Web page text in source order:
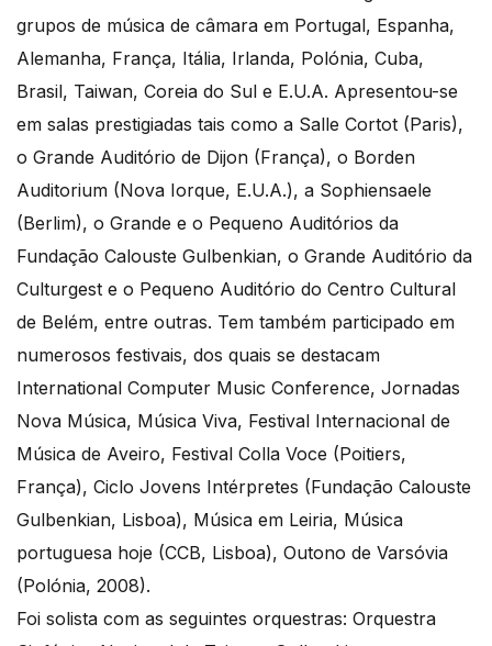
grupos de música de câmara em Portugal, Espanha,
Alemanha, França, Itália, Irlanda, Polónia, Cuba,
Brasil, Taiwan, Coreia do Sul e E.U.A. Apresentou-se
em salas prestigiadas tais como a Salle Cortot (Paris),
o Grande Auditório de Dijon (França), o Borden
Auditorium (Nova Iorque, E.U.A.), a Sophiensaele
(Berlim), o Grande e o Pequeno Auditórios da
Fundação Calouste Gulbenkian, o Grande Auditório da
Culturgest e o Pequeno Auditório do Centro Cultural
de Belém, entre outras. Tem também participado em
numerosos festivais, dos quais se destacam
International Computer Music Conference, Jornadas
Nova Música, Música Viva, Festival Internacional de
Música de Aveiro, Festival Colla Voce (Poitiers,
França), Ciclo Jovens Intérpretes (Fundação Calouste
Gulbenkian, Lisboa), Música em Leiria, Música
portuguesa hoje (CCB, Lisboa), Outono de Varsóvia
(Polónia, 2008).
Foi solista com as seguintes orquestras: Orquestra